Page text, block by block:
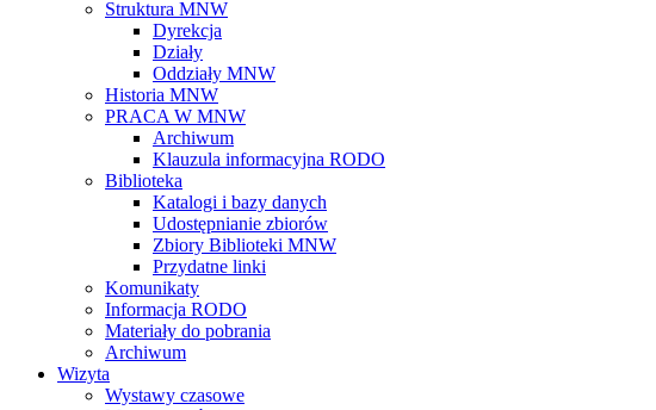
Struktura MNW
Dyrekcja
Działy
Oddziały MNW
Historia MNW
PRACA W MNW
Archiwum
Klauzula informacyjna RODO
Biblioteka
Katalogi i bazy danych
Udostępnianie zbiorów
Zbiory Biblioteki MNW
Przydatne linki
Komunikaty
Informacja RODO
Materiały do pobrania
Archiwum
Wizyta
Wystawy czasowe